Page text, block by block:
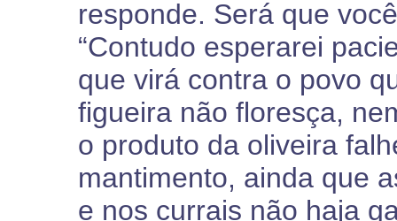
responde. Será que
“Contudo esperarei
que virá contra o povo
figueira não floresça,
o produto da oliveira
mantimento, ainda que
e nos currais não haja